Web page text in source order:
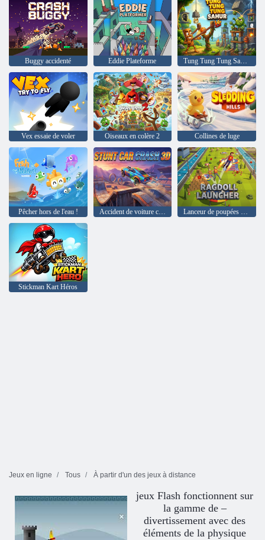
Buggy accidenté Eddie Plateforme Tung Tung Tung Sahur contre Zombie
Vex essaie de voler Oiseaux en colère 2 Collines de luge
Pêcher hors de l'eau ! Accident de voiture cascadeuse 3D Lanceur de poupées Ragdoll
Stickman Kart Héros
Jeux en ligne Tous À partir d'un des jeux à distance
jeux Flash fonctionnent sur
la gamme de –
divertissement avec des
éléments de la physique